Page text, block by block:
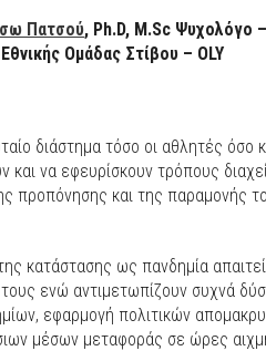
Πατσού, Ph.D, M.Sc Ψυχολόγο
Ομάδας Στίβου – OLY
διάστημα τόσο οι αθλητές όσο
και να εφευρίσκουν τρόπους
προπόνησης και της παραμονής
κατάστασης ως πανδημία
ενώ αντιμετωπίζουν συχνά
εφαρμογή πολιτικών
μέσων μεταφοράς σε ώρες